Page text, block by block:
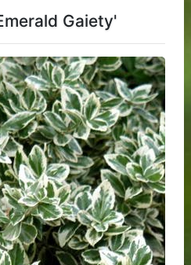
Gaiety'